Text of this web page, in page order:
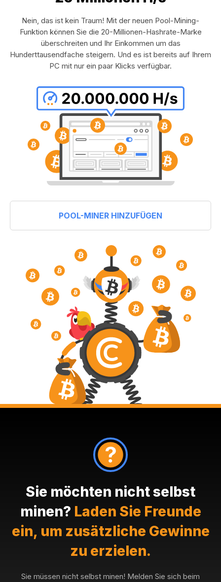
Nein, das ist kein Traum! Mit der neuen Pool-Mining-
Funktion können Sie die 20-Millionen-Hashrate-Marke
überschreiten und Ihr Einkommen um das
Hunderttausendfache steigern. Und es ist bereits auf Ihrem
PC mit nur ein paar Klicks verfügbar.
POOL-MINER HINZUFÜGEN
Sie möchten nicht selbst
minen? Laden Sie Freunde
ein, um zusätzliche Gewinne
zu erzielen.
Sie müssen nicht selbst minen! Melden Sie sich beim